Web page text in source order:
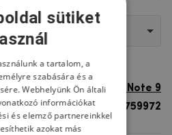
Xiaomi Redmi Note 9
8596579759972
sütiket
a tartalom, a
szabására és a
Webhelyünk Ön általi
információkat
és elemző partnereinkkel
azokat más